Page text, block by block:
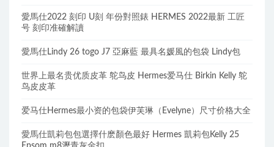
愛馬仕2022 刻印 U刻 年份對照錶 HERMES 2022最新 工匠
号 刻印准確解讀
愛馬仕Lindy 26 togo J7 亞麻藍 最具名媛風的包袋 Lindy包
世界上最名贵优质皮革 鸵鸟皮 Hermes爱马仕 Birkin Kelly 鸵
鸟皮皮革
爱马仕Hermes最小资的包袋伊芙琳（Evelyne）尺寸价格大全
愛馬仕凱莉包包選擇什麽顏色最好 Hermes 凱莉包Kelly 25